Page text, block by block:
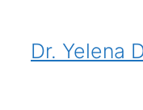
Dr. Yelena